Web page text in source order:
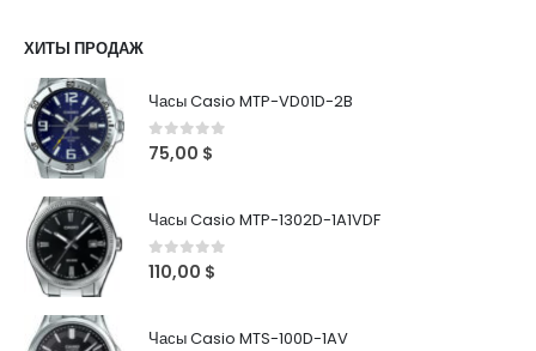
ХИТЫ ПРОДАЖ
Часы Casio MTP-VD01D-2B
0out of 5
75,00 $
Часы Casio MTP-1302D-1A1VDF
0out of 5
110,00 $
Часы Casio MTS-100D-1AV